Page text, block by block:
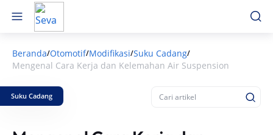
Beranda/Otomotif/Modifikasi/Suku Cadang/
Mengenal Cara Kerja dan Kelemahan Air Suspension
Suku Cadang